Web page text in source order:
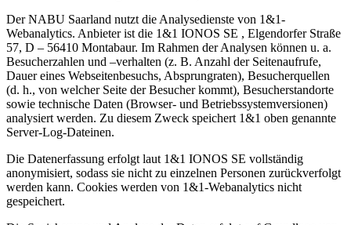
Der NABU Saarland nutzt die Analysedienste von 1&1-
Webanalytics. Anbieter ist die 1&1 IONOS SE , Elgendorfer Straße
57, D – 56410 Montabaur. Im Rahmen der Analysen können u. a.
Besucherzahlen und –verhalten (z. B. Anzahl der Seitenaufrufe,
Dauer eines Webseitenbesuchs, Absprungraten), Besucherquellen
(d. h., von welcher Seite der Besucher kommt), Besucherstandorte
sowie technische Daten (Browser- und Betriebssystemversionen)
analysiert werden. Zu diesem Zweck speichert 1&1 oben genannte
Server-Log-Dateinen.
Die Datenerfassung erfolgt laut 1&1 IONOS SE vollständig
anonymisiert, sodass sie nicht zu einzelnen Personen zurückverfolgt
werden kann. Cookies werden von 1&1-Webanalytics nicht
gespeichert.